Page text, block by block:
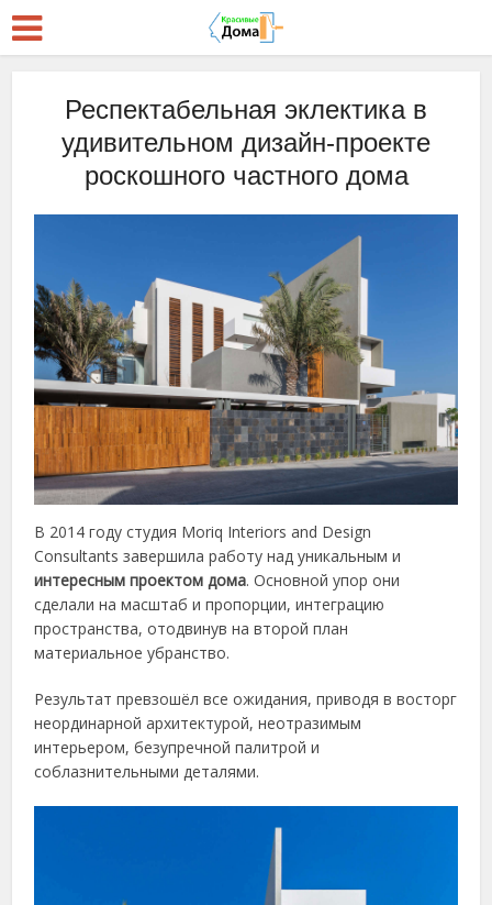
Респектабельная эклектика в
удивительном дизайн-проекте
роскошного частного дома
В 2014 году студия Moriq Interiors and Design
Consultants завершила работу над уникальным и
интересным проектом дома. Основной упор они
сделали на масштаб и пропорции, интеграцию
пространства, отодвинув на второй план
материальное убранство.
Результат превзошёл все ожидания, приводя в восторг
неординарной архитектурой, неотразимым
интерьером, безупречной палитрой и
соблазнительными деталями.